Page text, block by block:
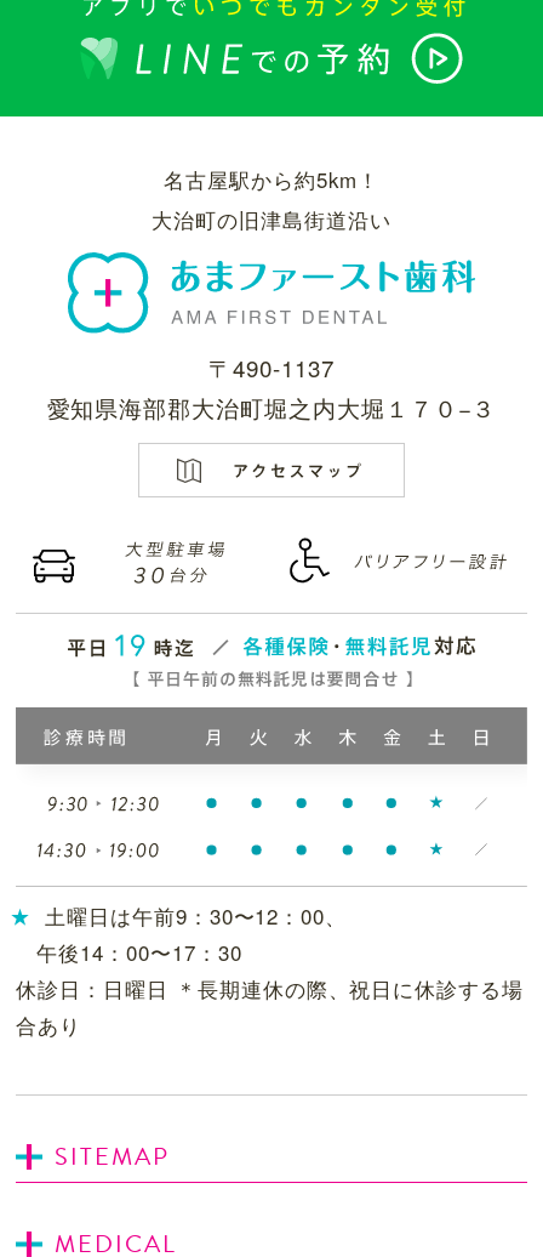
名古屋駅から約5km！
大治町の旧津島街道沿い
〒490-1137
愛知県海部郡大治町堀之内大堀１７０−３
土曜日は午前9：30〜12：00、
午後14：00〜17：30
休診日：日曜日 ＊長期連休の際、祝日に休診する場
合あり
SITEMAP
MEDICAL